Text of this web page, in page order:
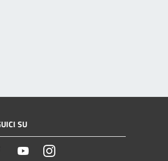
SU
Facebook YoutubeInstagram